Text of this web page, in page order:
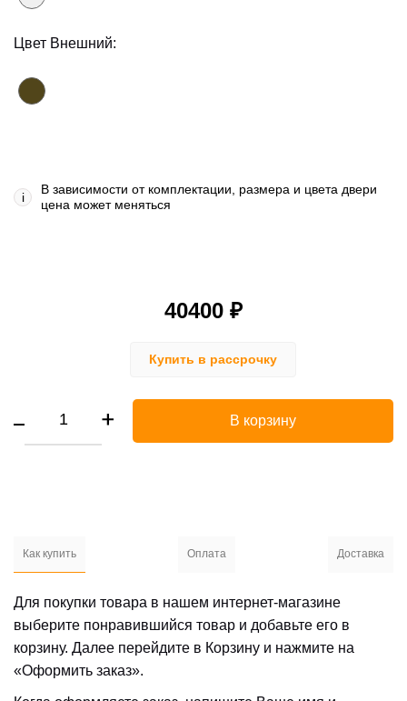
Цвет Внешний:
i
В зависимости от комплектации, размера и цвета двери
цена может меняться
40400 ₽
Купить в рассрочку
В корзину
Как купить Оплата Доставка
Для покупки товара в нашем интернет-магазине
выберите понравившийся товар и добавьте его в
корзину. Далее перейдите в Корзину и нажмите на
«Оформить заказ».